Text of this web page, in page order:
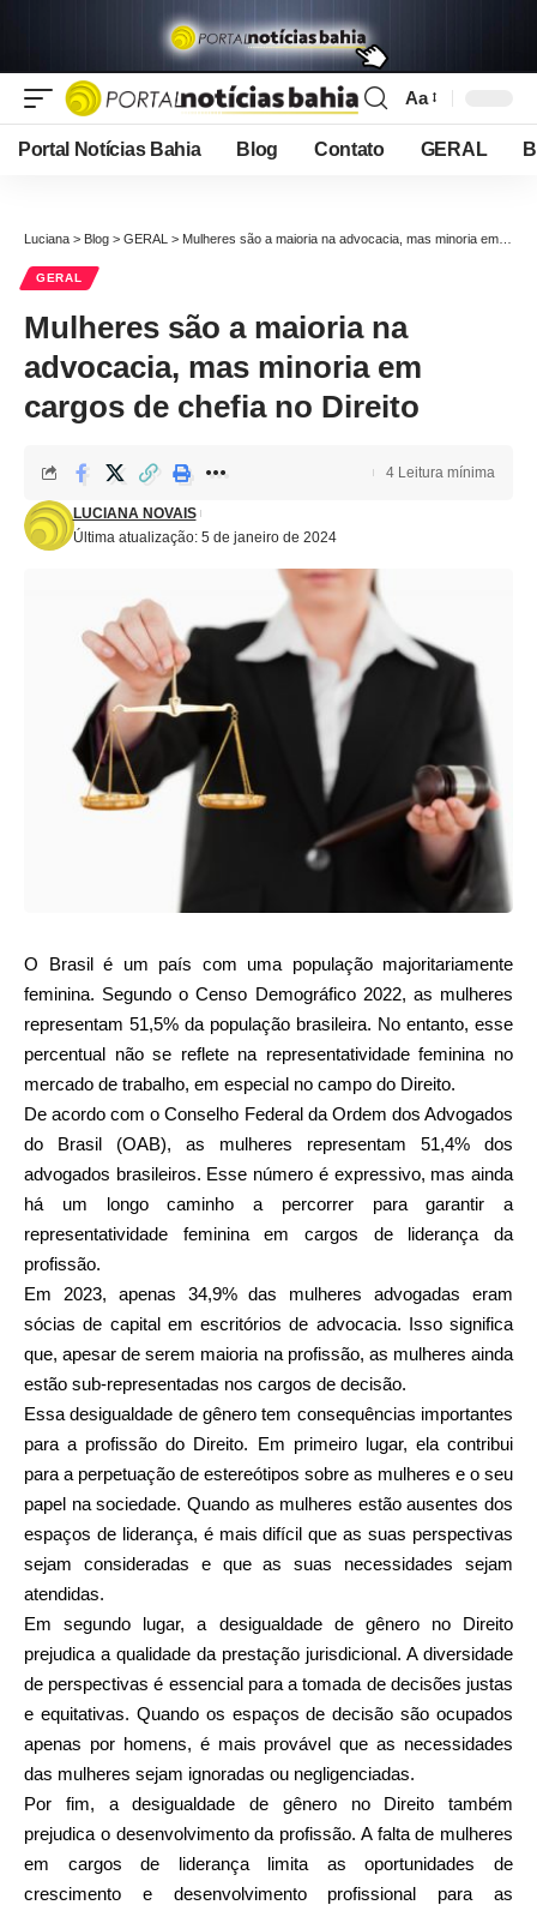
Font
Resizer
Aa
Portal Notícias Bahia Blog Contato GERAL
Luciana > Blog > GERAL > Mulheres são a maioria na advocacia, mas minoria em cargos de chefia no Direito
GERAL
Mulheres são a maioria na
advocacia, mas minoria em
cargos de chefia no Direito
Última atualização: 5 de janeiro de 2024
LUCIANA NOVAIS
4 Leitura mínima
O Brasil é um país com uma população majoritariamente
feminina. Segundo o Censo Demográfico 2022, as mulheres
representam 51,5% da população brasileira. No entanto, esse
percentual não se reflete na representatividade feminina no
mercado de trabalho, em especial no campo do Direito.
De acordo com o Conselho Federal da Ordem dos Advogados
do Brasil (OAB), as mulheres representam 51,4% dos
advogados brasileiros. Esse número é expressivo, mas ainda
há um longo caminho a percorrer para garantir a
representatividade feminina em cargos de liderança da
profissão.
Em 2023, apenas 34,9% das mulheres advogadas eram
sócias de capital em escritórios de advocacia. Isso significa
que, apesar de serem maioria na profissão, as mulheres ainda
estão sub-representadas nos cargos de decisão.
Essa desigualdade de gênero tem consequências importantes
para a profissão do Direito. Em primeiro lugar, ela contribui
para a perpetuação de estereótipos sobre as mulheres e o seu
papel na sociedade. Quando as mulheres estão ausentes dos
espaços de liderança, é mais difícil que as suas perspectivas
sejam consideradas e que as suas necessidades sejam
atendidas.
Em segundo lugar, a desigualdade de gênero no Direito
prejudica a qualidade da prestação jurisdicional. A diversidade
de perspectivas é essencial para a tomada de decisões justas
e equitativas. Quando os espaços de decisão são ocupados
apenas por homens, é mais provável que as necessidades
das mulheres sejam ignoradas ou negligenciadas.
Por fim, a desigualdade de gênero no Direito também
prejudica o desenvolvimento da profissão. A falta de mulheres
em cargos de liderança limita as oportunidades de
crescimento e desenvolvimento profissional para as